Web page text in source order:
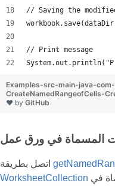
// Saving the
// Print message
Examples-src-main-java-
CreateNamedRangeofCells-
❤ by GitHub
المسماة في ورق عمل
WorksheetCollection